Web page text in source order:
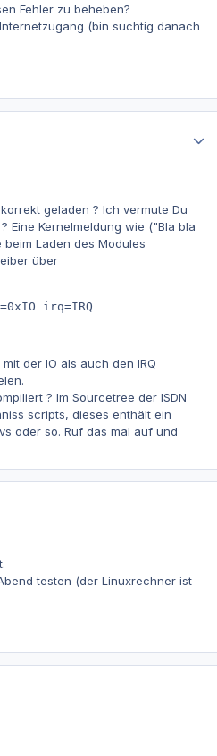
Fehler zu beheben?
(bin suchtig danach
geladen ? Ich vermute Du
Eine Kernelmeldung wie ("Bla bla
beim Laden des Modules
über
irq=IRQ
der IO als auch den IRQ
? Im Sourcetree der ISDN
scripts, dieses enthält ein
oder so. Ruf das mal auf und
testen (der Linuxrechner ist